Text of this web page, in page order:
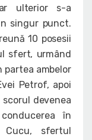
ulterior s-a
singur punct.
10 posesii
sfert, urmând
partea ambelor
Petrof, apoi
devenea
în
sfertul